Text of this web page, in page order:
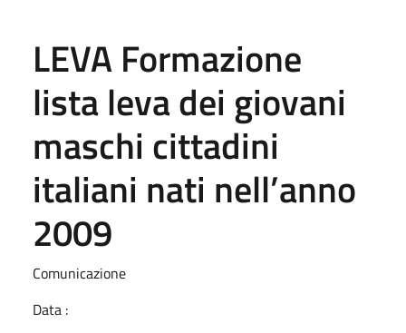
LEVA Formazione
lista leva dei giovani
maschi cittadini
italiani nati nell’anno
2009
Comunicazione
Data :